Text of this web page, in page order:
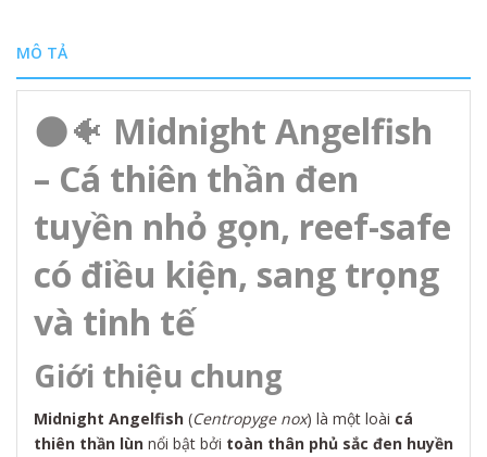
MÔ TẢ
🌑🐠 Midnight Angelfish
– Cá thiên thần đen
tuyền nhỏ gọn, reef-safe
có điều kiện, sang trọng
và tinh tế
Giới thiệu chung
Midnight Angelfish (Centropyge nox) là một loài cá
thiên thần lùn nổi bật bởi toàn thân phủ sắc đen huyền